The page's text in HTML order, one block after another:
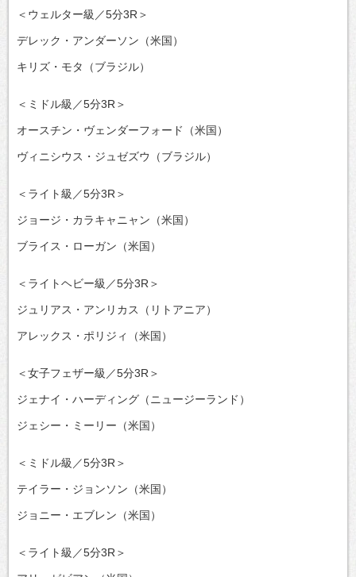
＜ウェルター級／5分3R＞
デレック・アンダーソン（米国）
キリズ・モタ（ブラジル）
＜ミドル級／5分3R＞
オースチン・ヴェンダーフォード（米国）
ヴィニシウス・ジュゼズウ（ブラジル）
＜ライト級／5分3R＞
ジョージ・カラキャニャン（米国）
ブライス・ローガン（米国）
＜ライトヘビー級／5分3R＞
ジュリアス・アンリカス（リトアニア）
アレックス・ポリジィ（米国）
＜女子フェザー級／5分3R＞
ジェナイ・ハーディング（ニュージーランド）
ジェシー・ミーリー（米国）
＜ミドル級／5分3R＞
テイラー・ジョンソン（米国）
ジョニー・エブレン（米国）
＜ライト級／5分3R＞